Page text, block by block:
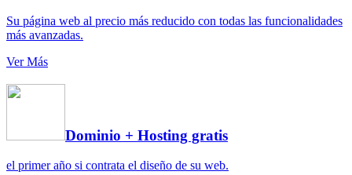
Su página web al precio más reducido con todas las funcionalidades
más avanzadas.
Ver Más
Dominio + Hosting gratis
el primer año si contrata el diseño de su web.